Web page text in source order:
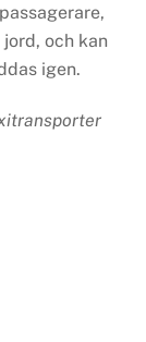
och kan
igen.